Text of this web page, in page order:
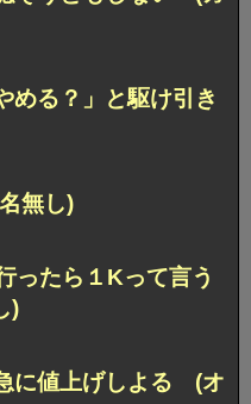
める？」と駆け引き
無し)
ったら１Kって言う
)
に値上げしよる (オ